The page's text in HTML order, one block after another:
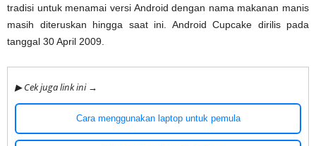
tradisi untuk menamai versi Android dengan nama makanan manis
masih diteruskan hingga saat ini. Android Cupcake dirilis pada
tanggal 30 April 2009.
▶ Cek juga link ini →
Cara menggunakan laptop untuk pemula